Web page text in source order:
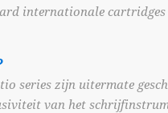
internationale
series zijn uitermate
van het